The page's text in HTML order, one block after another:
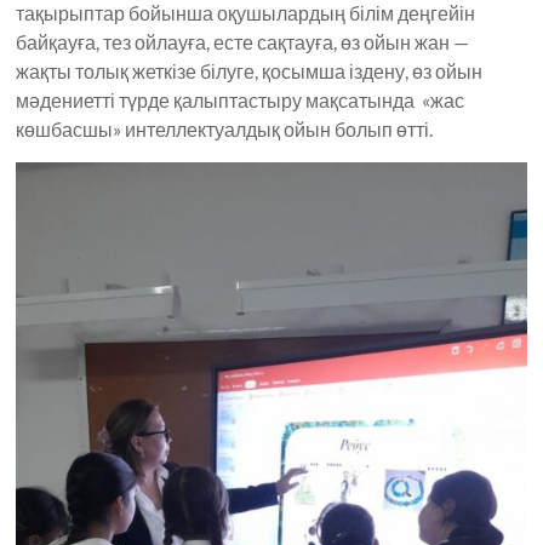
тақырыптар бойынша оқушылардың білім деңгейін
байқауға, тез ойлауға, есте сақтауға, өз ойын жан —
жақты толық жеткізе білуге, қосымша іздену, өз ойын
мәдениетті түрде қалыптастыру мақсатында «жас
көшбасшы» интеллектуалдық ойын болып өтті.